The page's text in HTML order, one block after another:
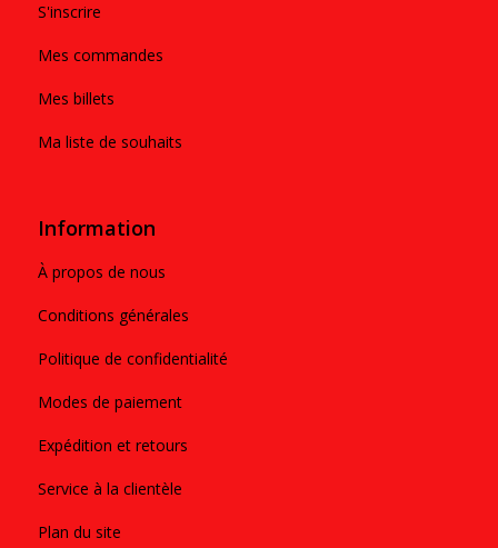
S'inscrire
Mes commandes
Mes billets
Ma liste de souhaits
Information
À propos de nous
Conditions générales
Politique de confidentialité
Modes de paiement
Expédition et retours
Service à la clientèle
Plan du site